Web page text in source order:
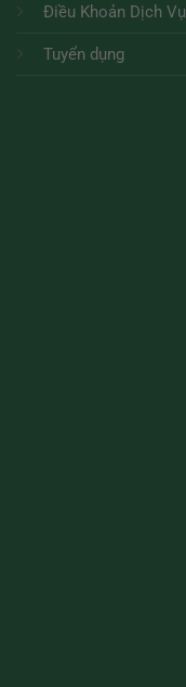
Điều Khoản Dịch Vụ
Tuyển dụng